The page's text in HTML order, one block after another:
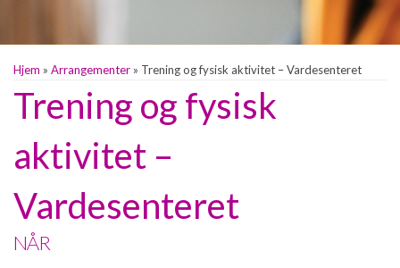
Hjem » Arrangementer » Trening og fysisk aktivitet – Vardesenteret
Trening og fysisk
aktivitet –
Vardesenteret
NÅR